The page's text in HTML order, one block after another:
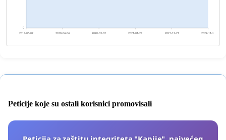
0
2018-05-07 2019-04-04 2020-03-02 2021-01-28 2021-12-27 2022-11-24
Peticije koje su ostali korisnici promovisali